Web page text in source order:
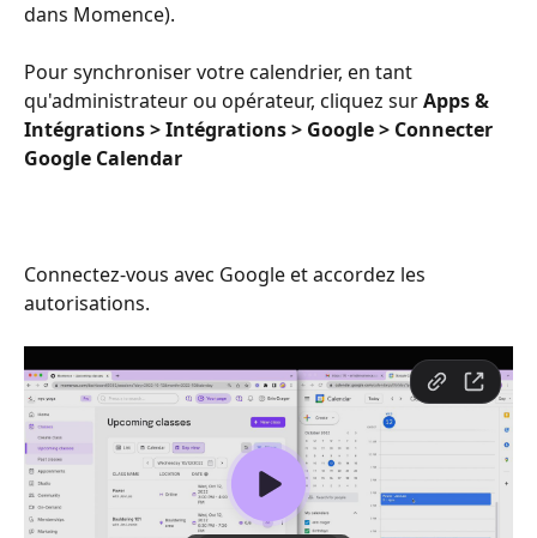
dans Momence).
Pour synchroniser votre calendrier, en tant
qu'administrateur ou opérateur, cliquez sur Apps &
Intégrations > Intégrations > Google > Connecter
Google Calendar
Connectez-vous avec Google et accordez les
autorisations.